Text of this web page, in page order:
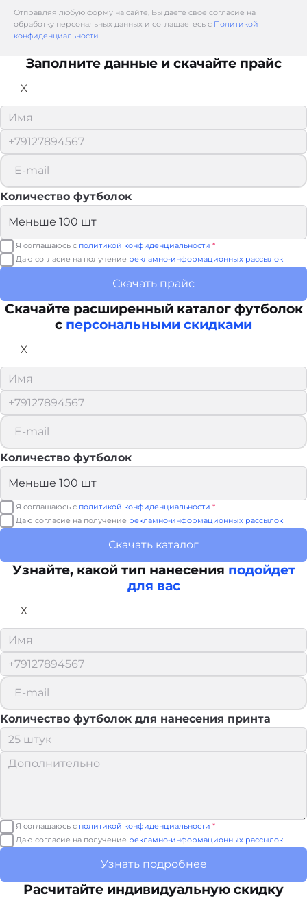
Отправляя любую форму на сайте, Вы даёте своё согласие на
обработку персональных данных и соглашаетесь с Политикой
конфиденциальности
Заполните данные и скачайте прайс
X
Количество футболок
Я соглашаюсь с политикой конфиденциальности *
Даю согласие на получение рекламно-информационных рассылок
Скачать прайс
Скачайте расширенный каталог футболок
с персональными скидками
X
Количество футболок
Я соглашаюсь с политикой конфиденциальности *
Даю согласие на получение рекламно-информационных рассылок
Скачать каталог
Узнайте, какой тип нанесения подойдет
для вас
X
Количество футболок для нанесения принта
Я соглашаюсь с политикой конфиденциальности *
Даю согласие на получение рекламно-информационных рассылок
Узнать подробнее
Расчитайте индивидуальную скидку